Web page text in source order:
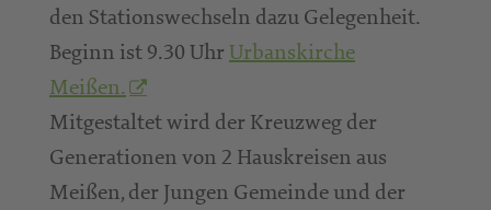
den Stationswechseln dazu Gelegenheit.
Beginn ist 9.30 UhrUrbanskirche
Meißen.
Mitgestaltet wird der Kreuzweg der
Generationen von 2 Hauskreisen aus
Meißen, der Jungen Gemeinde und der